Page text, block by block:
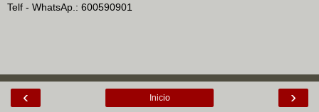
Telf - WhatsAp.: 600590901
‹ ›
Inicio